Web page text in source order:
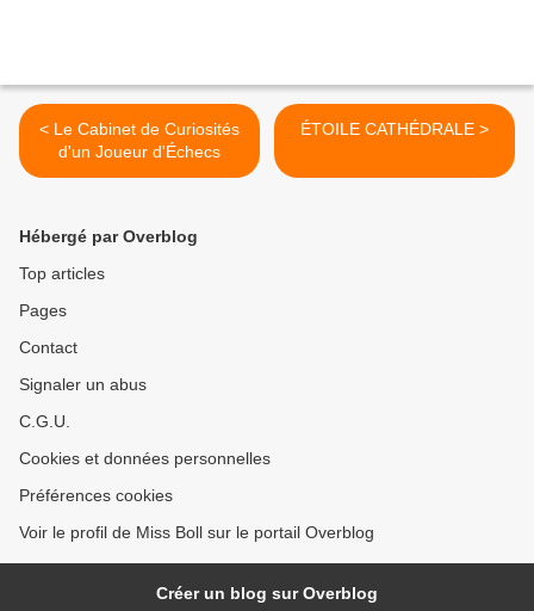
< Le Cabinet de Curiosités
d'un Joueur d'Échecs
ÉTOILE CATHÉDRALE >
Hébergé par Overblog
Top articles
Pages
Contact
Signaler un abus
C.G.U.
Cookies et données personnelles
Préférences cookies
Voir le profil de Miss Boll sur le portail Overblog
Créer un blog sur Overblog